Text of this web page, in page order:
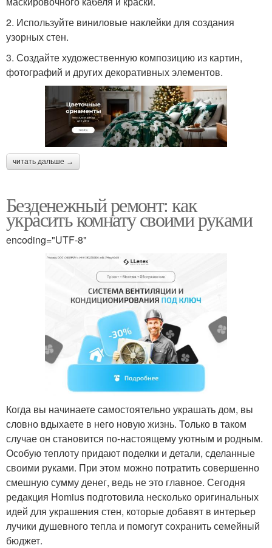
2. Используйте виниловые наклейки для создания
узорных стен.
3. Создайте художественную композицию из картин,
фотографий и других декоративных элементов.
читать дальше →
Безденежный ремонт: как
украсить комнату своими руками
encoding="UTF-8"
Когда вы начинаете самостоятельно украшать дом, вы
словно вдыхаете в него новую жизнь. Только в таком
случае он становится по-настоящему уютным и родным.
Особую теплоту придают поделки и детали, сделанные
своими руками. При этом можно потратить совершенно
смешную сумму денег, ведь не это главное. Сегодня
редакция Homius подготовила несколько оригинальных
идей для украшения стен, которые добавят в интерьер
лучики душевного тепла и помогут сохранить семейный
бюджет.